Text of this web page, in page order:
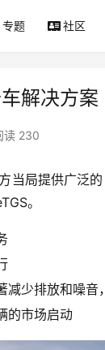
专题 社区
解决方案
读 230
局提供广泛
。
减少排放和噪
的市场启动